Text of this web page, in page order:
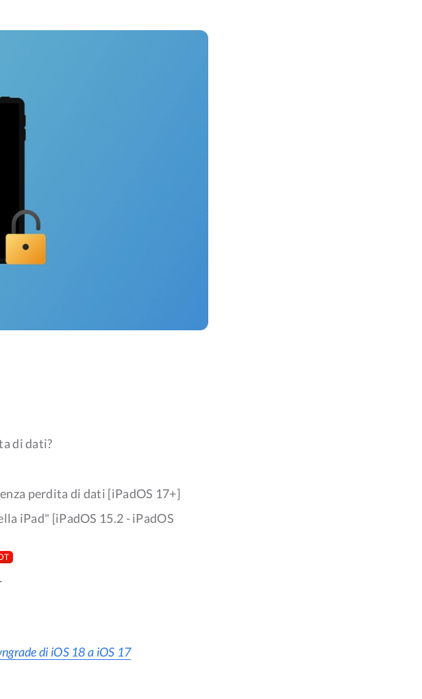
di dati?
perdita di dati [iPadOS 17+]
iPad" [iPadOS 15.2 - iPadOS
di iOS 18 a iOS 17